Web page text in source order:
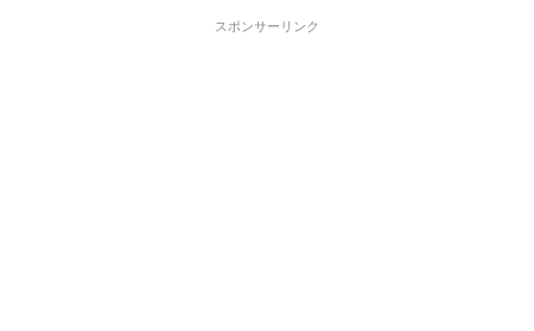
スポンサーリンク